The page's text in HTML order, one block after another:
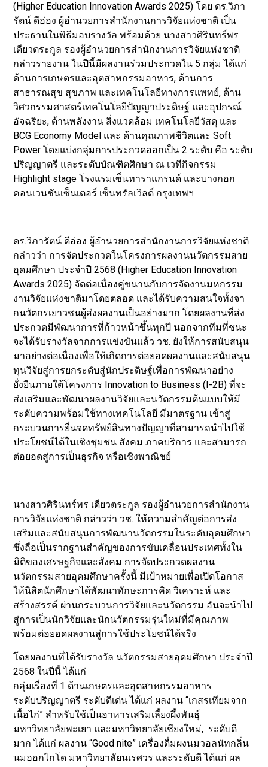
(Higher Education Innovation Awards 2025) โดย ดร.วิภา
รัตน์ ดีอ่อง ผู้อำนวยการสำนักงานการวิจัยแห่งชาติ เป็น
ประธานในพิธีมอบรางวัล พร้อมด้วย นางสาวศิรินทร์พร
เดียวตระกูล รองผู้อำนวยการสำนักงานการวิจัยแห่งชาติ
กล่าวรายงาน ในปีนี้มีผลงานร่วมประกวดใน 5 กลุ่ม ได้แก่
ด้านการเกษตรและอุตสาหกรรมอาหาร, ด้านการ
สาธารณสุข สุขภาพ และเทคโนโลยีทางการแพทย์, ด้าน
วิศวกรรมศาสตร์เทคโนโลยีปัญญาประดิษฐ์ และอุปกรณ์
อัจฉริยะ, ด้านพลังงาน สิ่งแวดล้อม เทคโนโลยีวัสดุ และ
BCG Economy Model และ ด้านคุณภาพชีวิตและ Soft
Power โดยแบ่งกลุ่มการประกวดออกเป็น 2 ระดับ คือ ระดับ
ปริญญาตรี และระดับบัณฑิตศึกษา ณ เวทีกิจกรรม
Highlight stage โรงแรมเซ็นทาราแกรนด์ และบางกอก
คอนเวนชันเซ็นเตอร์ เซ็นทรัลเวิลด์ กรุงเทพฯ
ดร.วิภารัตน์ ดีอ่อง ผู้อำนวยการสำนักงานการวิจัยแห่งชาติ
กล่าวว่า การจัดประกวดในโครงการผลงานนวัตกรรมสาย
อุดมศึกษา ประจำปี 2568 (Higher Education Innovation
Awards 2025) จัดต่อเนื่องคู่ขนานกับการจัดงานมหกรรม
งานวิจัยแห่งชาติมาโดยตลอด และได้รับความสนใจทั้งจา
กนวัตกรเยาวชนผู้ส่งผลงานเป็นอย่างมาก โดยผลงานที่ส่ง
ประกวดมีพัฒนาการที่ก้าวหน้าขึ้นทุกปี นอกจากทีมที่ชนะ
จะได้รับรางวัลจากการแข่งขันแล้ว วช. ยังให้การสนับสนุน
มาอย่างต่อเนื่องเพื่อให้เกิดการต่อยอดผลงานและสนับสนุน
ทุนวิจัยสู่การยกระดับสู่นักประดิษฐ์เพื่อการพัฒนาอย่าง
ยั่งยืนภายใต้โครงการ Innovation to Business (I-2B) ที่จะ
ส่งเสริมและพัฒนาผลงานวิจัยและนวัตกรรมต้นแบบให้มี
ระดับความพร้อมใช้ทางเทคโนโลยี มีมาตรฐาน เข้าสู่
กระบวนการยื่นจดทรัพย์สินทางปัญญาที่สามารถนำไปใช้
ประโยชน์ได้ในเชิงชุมชน สังคม ภาคบริการ และสามารถ
ต่อยอดสู่การเป็นธุรกิจ หรือเชิงพาณิชย์
นางสาวศิรินทร์พร เดียวตระกูล รองผู้อำนวยการสำนักงาน
การวิจัยแห่งชาติ กล่าวว่า วช. ให้ความสำคัญต่อการส่ง
เสริมและสนับสนุนการพัฒนานวัตกรรมในระดับอุดมศึกษา
ซึ่งถือเป็นรากฐานสำคัญของการขับเคลื่อนประเทศทั้งใน
มิติของเศรษฐกิจและสังคม การจัดประกวดผลงาน
นวัตกรรมสายอุดมศึกษาครั้งนี้ มีเป้าหมายเพื่อเปิดโอกาส
ให้นิสิตนักศึกษาได้พัฒนาทักษะการคิด วิเคราะห์ และ
สร้างสรรค์ ผ่านกระบวนการวิจัยและนวัตกรรม อันจะนำไป
สู่การเป็นนักวิจัยและนักนวัตกรรมรุ่นใหม่ที่มีคุณภาพ
พร้อมต่อยอดผลงานสู่การใช้ประโยชน์ได้จริง
โดยผลงานที่ได้รับรางวัล นวัตกรรมสายอุดมศึกษา ประจำปี
2568 ในปีนี้ ได้แก่
กลุ่มเรื่องที่ 1 ด้านเกษตรและอุตสาหกรรมอาหาร
ระดับปริญญาตรี ระดับดีเด่น ได้แก่ ผลงาน “เกสรเทียมจาก
เนื้อไก่” สำหรับใช้เป็นอาหารเสริมเลี้ยงผึ้งพันธุ์
มหาวิทยาลัยพะเยา และมหาวิทยาลัยเชียงใหม่, ระดับดี
มาก ได้แก่ ผลงาน “Good nite” เครื่องดื่มผงนมวอลนัทกลิ่น
นมฮอกไกโด มหาวิทยาลัยนเรศวร และระดับดี ได้แก่ ผล